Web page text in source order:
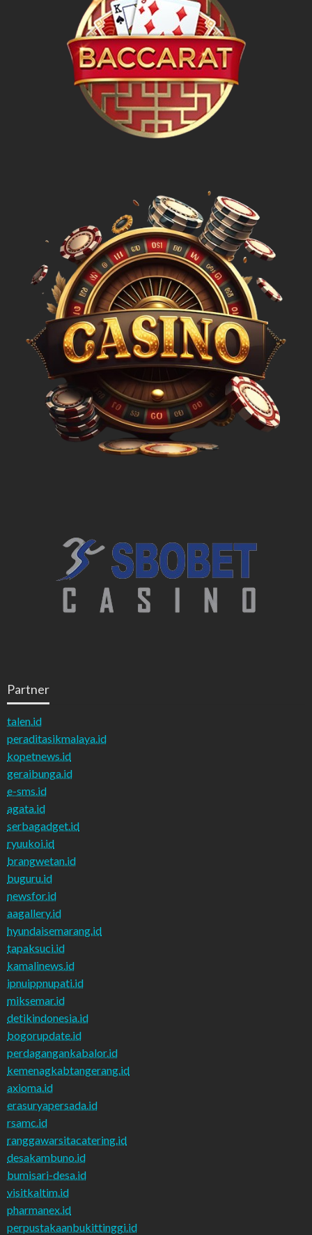
Partner
talen.id
peraditasikmalaya.id
kopetnews.id
geraibunga.id
e-sms.id
agata.id
serbagadget.id
ryuukoi.id
brangwetan.id
buguru.id
newsfor.id
aagallery.id
hyundaisemarang.id
tapaksuci.id
kamalinews.id
ipnuippnupati.id
miksemar.id
detikindonesia.id
bogorupdate.id
perdagangankabalor.id
kemenagkabtangerang.id
axioma.id
erasuryapersada.id
rsamc.id
ranggawarsitacatering.id
desakambuno.id
bumisari-desa.id
visitkaltim.id
pharmanex.id
perpustakaanbukittinggi.id